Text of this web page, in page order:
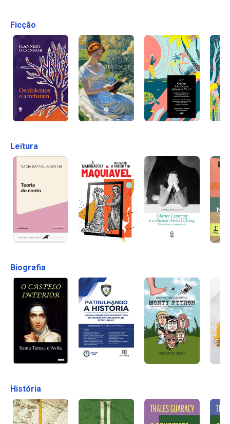
Ficção
Leitura
Biografia
História